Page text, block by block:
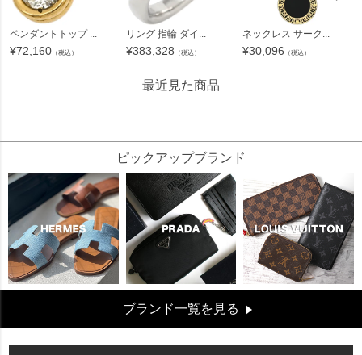
ペンダントトップ ...
¥72,160 （税込）
リング 指輪 ダイ...
¥383,328 （税込）
ネックレス サーク...
¥30,096 （税込）
最近見た商品
ピックアップブランド
ブランド一覧を見る